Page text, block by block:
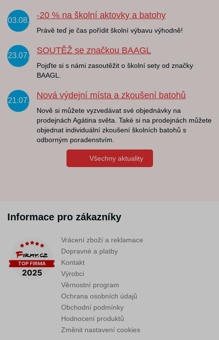
03.08.
-20 % na školní aktovky a batohy
Právě teď je čas pořídit školní výbavu výhodně!
23.07.
SOUTĚŽ se značkou BAAGL
Pojďte si s námi zasoutěžit o školní sety od značky
BAAGL.
21.07.
Nová výdejní místa a zkoušení batohů
Nově si můžete vyzvedávat své objednávky na
prodejnách Agátina světa. Také si na prodejnách můžete
objednat individuální zkoušení školních batohů s
odborným poradenstvím.
Všechny aktuality
Informace pro zákazníky
Vrácení zboží a reklamace
Dopravné a platby
Kontakt
Výrobci
Věrnostní program
Ochrana osobních údajů
Obchodní podmínky
Hodnocení produktů
Změnit nastavení cookies